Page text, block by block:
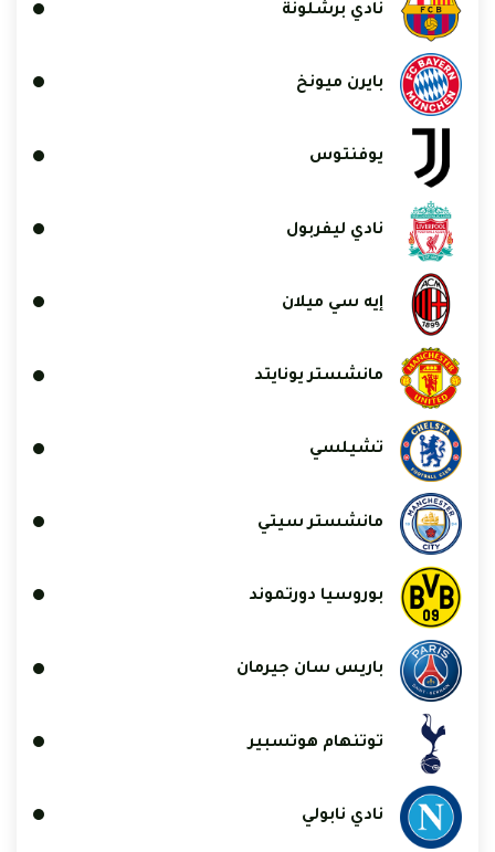
نادي برشلونة
بايرن ميونخ
يوفنتوس
نادي ليفربول
إيه سي ميلان
مانشستر يونايتد
تشيلسي
مانشستر سيتي
بوروسيا دورتموند
باريس سان جيرمان
توتنهام هوتسبير
نادي نابولي